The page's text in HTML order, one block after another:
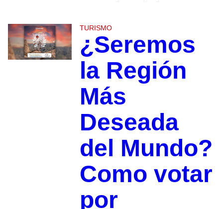
TURISMO
¿Seremos
la Región
Más
Deseada
del Mundo?
Como votar
por